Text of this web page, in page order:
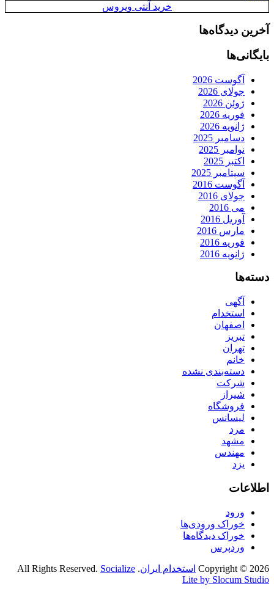
خرید آنتی ویروس
آخرین دیدگاه‌ها
بایگانی‌ها
آگوست 2026
جولای 2026
ژوئن 2026
فوریه 2026
ژانویه 2026
دسامبر 2025
نوامبر 2025
اکتبر 2025
سپتامبر 2025
آگوست 2016
جولای 2016
می 2016
آوریل 2016
مارس 2016
فوریه 2016
ژانویه 2016
دسته‌ها
آگهی
استخدام
اصفهان
تبریز
تهران
خانم
دسته‌بندی نشده
شرکت
شیراز
فروشگاه
لیسانس
مرد
مشهد
مهندس
یزد
اطلاعات
ورود
خوراک ورودی‌ها
خوراک دیدگاه‌ها
وردپرس
Copyright © 2026 استخدام ایران. All Rights Reserved.
Socialize
Lite by Slocum Studio